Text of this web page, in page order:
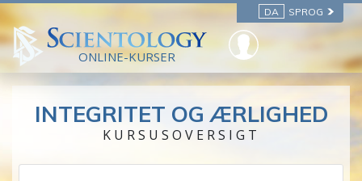
DA SPROG
ONLINE-KURSER
INTEGRITET OG ÆRLIGHED
KURSUSOVERSIGT